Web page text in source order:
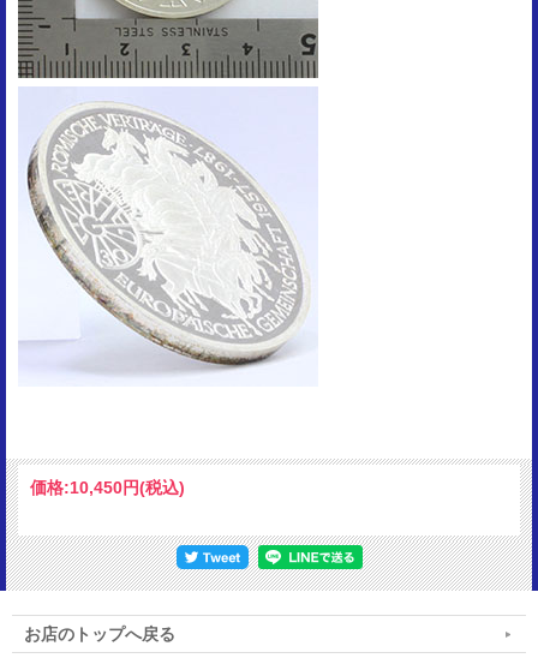
価格:10,450円(税込)
お店のトップへ戻る